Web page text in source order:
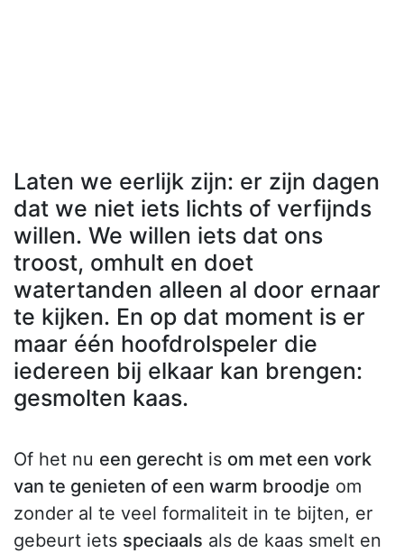
Laten we eerlijk zijn: er zijn dagen
dat we niet iets lichts of verfijnds
willen. We willen iets dat ons
troost, omhult en doet
watertanden alleen al door ernaar
te kijken. En op dat moment is er
maar één hoofdrolspeler die
iedereen bij elkaar kan brengen:
gesmolten kaas.
Of het nu een gerecht is om met een vork
van te genieten of een warm broodje om
zonder al te veel formaliteit in te bijten, er
gebeurt iets speciaals als de kaas smelt en